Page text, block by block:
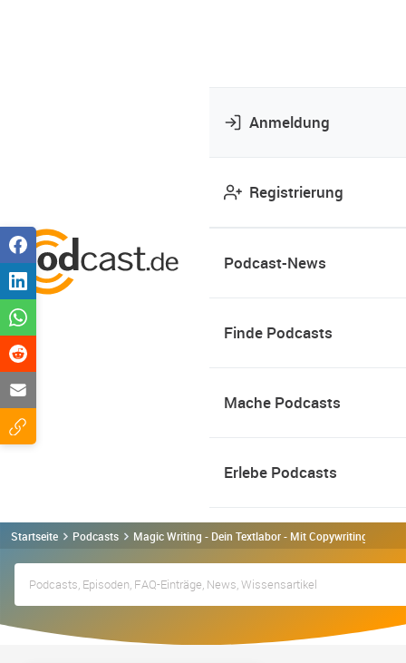
Anmeldung
Registrierung
Podcast-News
Finde Podcasts
Mache Podcasts
Erlebe Podcasts
Startseite Podcasts Magic Writing - Dein Textlabor - Mit Copywriting &